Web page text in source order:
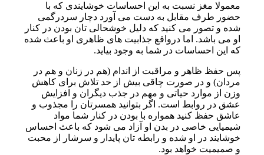
معمولا مغز نسبت به این احساسات خوشایندی که با
حضور طرف مقابل به دست می آورد دچار سردرگمی
شده و تصور می کنید که دلیل خوشحالی تان بودن در کنار
او می باشد. اما درواقع جذابیت های ظاهری او باعث شده
که این احساسات در شما به وجود بیاید.
پس حفظ ظاهر و مراقبت از اندام (هم در زنان و هم در
مردان) و در صورت چاقی بیش از حد تلاش برای کاهش
وزن از موارد حیاتی و مهم در جذب دیگران و افزایش
عشق در روابط است. اگر بتوانید همسرتان را مجذوب و
عاشق حفظ کنید همواره با بودن در کنار شما مواد
شیمیایی خاصی در بدن او آزاد می شود که باعث احساس
خوشایند در او شده و رابطه تان پایدار و سرشار از محبت
و صمیمیت خواهد بود.